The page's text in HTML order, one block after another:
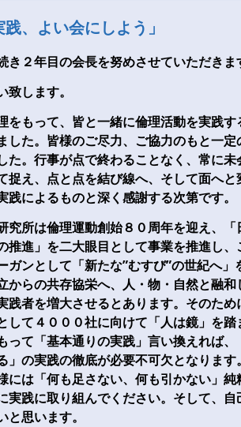
践、よい会にしよう」
き２年目の会長を努めさせていただきま
します。
をもって、皆と一緒に倫理活動を実践す
した。皆様のご尽力、ご協力のもと一定
た。行事が点で終わることなく、常に未
捉え、点と点を結び線へ、そして面へと
践によるものと深く感謝する次第です。
究所は倫理運動創始８０周年を迎え、「
推進」を二大眼目として事業を推進し、
ガンとして「新たな”むすび”の世紀へ」
からの共存協栄へ、人・物・自然と融和
践者を増大させるとあります。そのため
して４０００社に向けて「人は鏡」を踏
って「基本通りの実践」言い換えれば、
」の実践の徹底が必要不可欠となります
には「何も足さない、何も引かない」純
実践に取り組んでください。そして、自
思います。